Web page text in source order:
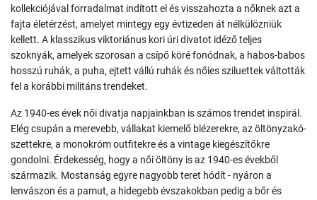
kollekciójával forradalmat indított el és visszahozta a nőknek azt a
fajta életérzést, amelyet mintegy egy évtizeden át nélkülözniük
kellett. A klasszikus viktoriánus kori úri divatot idéző teljes
szoknyák, amelyek szorosan a csípő köré fonódnak, a habos-babos
hosszú ruhák, a puha, ejtett vállú ruhák és nőies sziluettek váltották
fel a korábbi militáns trendeket.
Az 1940-es évek női divatja napjainkban is számos trendet inspirál.
Elég csupán a merevebb, vállakat kiemelő blézerekre, az öltönyzakó-
szettekre, a monokróm outfitekre és a vintage kiegészítőkre
gondolni. Érdekesség, hogy a női öltöny is az 1940-es évekből
származik. Mostanság egyre nagyobb teret hódít - nyáron a
lenvászon és a pamut, a hidegebb évszakokban pedig a bőr és